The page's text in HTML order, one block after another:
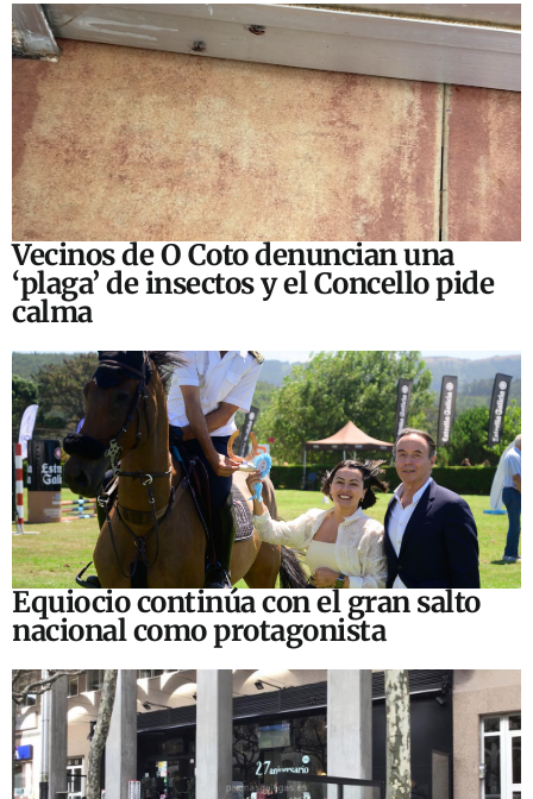
Vecinos de O Coto denuncian una
‘plaga’ de insectos y el Concello pide
calma
Equiocio continúa con el gran salto
nacional como protagonista